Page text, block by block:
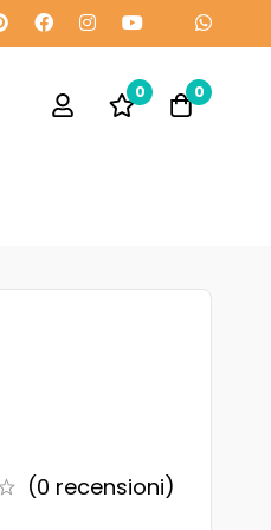
0 0
(0 recensioni)